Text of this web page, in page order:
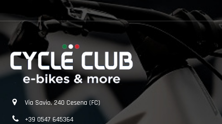
Via Savio, 240 Cesena (FC)
+39 0547 645364